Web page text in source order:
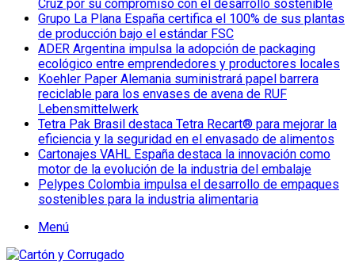
Cruz por su compromiso con el desarrollo sostenible
Grupo La Plana España certifica el 100% de sus plantas
de producción bajo el estándar FSC
ADER Argentina impulsa la adopción de packaging
ecológico entre emprendedores y productores locales
Koehler Paper Alemania suministrará papel barrera
reciclable para los envases de avena de RUF
Lebensmittelwerk
Tetra Pak Brasil destaca Tetra Recart® para mejorar la
eficiencia y la seguridad en el envasado de alimentos
Cartonajes VAHL España destaca la innovación como
motor de la evolución de la industria del embalaje
Pelypes Colombia impulsa el desarrollo de empaques
sostenibles para la industria alimentaria
Menú